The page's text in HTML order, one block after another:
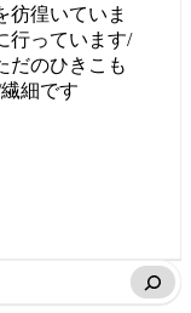
彷徨いていま
行っています/
だのひきこも
細です